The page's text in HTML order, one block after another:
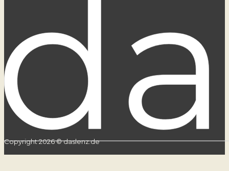
Copyright 2026 © daslenz.de